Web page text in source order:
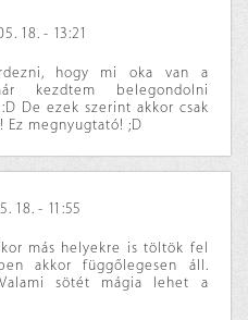
18. - 13:21
hogy mi oka van a
kezdtem belegondolni
De ezek szerint akkor csak
Ez megnyugtató! ;D
18. - 11:55
más helyekre is töltök fel
akkor függőlegesen áll.
sötét mágia lehet a